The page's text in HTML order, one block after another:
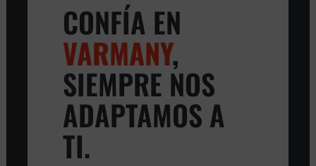
CONFÍA EN
VARMANY,
SIEMPRE NOS
ADAPTAMOS A
TI.